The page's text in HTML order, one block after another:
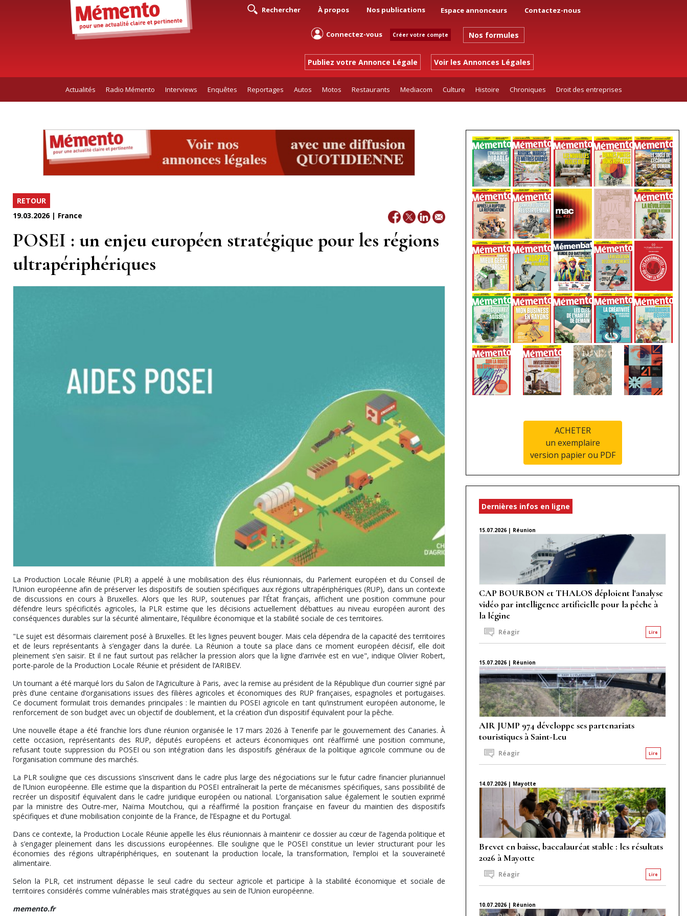
Rechercher À propos Nos publications Espace annonceurs Contactez-nous
Connectez-vous Créer votre compte Nos formules
Publiez votre Annonce Légale Voir les Annonces Légales
Actualités Radio Mémento Interviews Enquêtes Reportages Autos Motos Restaurants Mediacom Culture Histoire Chroniques Droit des entreprises
RETOUR
19.03.2026 | France
POSEI : un enjeu européen stratégique pour les régions
ultrapériphériques
La Production Locale Réunie (PLR) a appelé à une mobilisation des élus réunionnais, du Parlement européen et du Conseil de
l’Union européenne afin de préserver les dispositifs de soutien spécifiques aux régions ultrapériphériques (RUP), dans un contexte
de discussions en cours à Bruxelles. Alors que les RUP, soutenues par l’État français, affichent une position commune pour
défendre leurs spécificités agricoles, la PLR estime que les décisions actuellement débattues au niveau européen auront des
conséquences durables sur la sécurité alimentaire, l’équilibre économique et la stabilité sociale de ces territoires.
"Le sujet est désormais clairement posé à Bruxelles. Et les lignes peuvent bouger. Mais cela dépendra de la capacité des territoires
et de leurs représentants à s’engager dans la durée. La Réunion a toute sa place dans ce moment européen décisif, elle doit
pleinement s’en saisir. Et il ne faut surtout pas relâcher la pression alors que la ligne d’arrivée est en vue", indique Olivier Robert,
porte-parole de la Production Locale Réunie et président de l’ARIBEV.
Un tournant a été marqué lors du Salon de l’Agriculture à Paris, avec la remise au président de la République d’un courrier signé par
près d’une centaine d’organisations issues des filières agricoles et économiques des RUP françaises, espagnoles et portugaises.
Ce document formulait trois demandes principales : le maintien du POSEI agricole en tant qu’instrument européen autonome, le
renforcement de son budget avec un objectif de doublement, et la création d’un dispositif équivalent pour la pêche.
Une nouvelle étape a été franchie lors d’une réunion organisée le 17 mars 2026 à Tenerife par le gouvernement des Canaries. À
cette occasion, représentants des RUP, députés européens et acteurs économiques ont réaffirmé une position commune,
refusant toute suppression du POSEI ou son intégration dans les dispositifs généraux de la politique agricole commune ou de
l’organisation commune des marchés.
La PLR souligne que ces discussions s’inscrivent dans le cadre plus large des négociations sur le futur cadre financier pluriannuel
de l’Union européenne. Elle estime que la disparition du POSEI entraînerait la perte de mécanismes spécifiques, sans possibilité de
recréer un dispositif équivalent dans le cadre juridique européen ou national. L’organisation salue également le soutien exprimé
par la ministre des Outre-mer, Naïma Moutchou, qui a réaffirmé la position française en faveur du maintien des dispositifs
spécifiques et d’une mobilisation conjointe de la France, de l’Espagne et du Portugal.
Dans ce contexte, la Production Locale Réunie appelle les élus réunionnais à maintenir ce dossier au cœur de l’agenda politique et
à s’engager pleinement dans les discussions européennes. Elle souligne que le POSEI constitue un levier structurant pour les
économies des régions ultrapériphériques, en soutenant la production locale, la transformation, l’emploi et la souveraineté
alimentaire.
Selon la PLR, cet instrument dépasse le seul cadre du secteur agricole et participe à la stabilité économique et sociale de
territoires considérés comme vulnérables mais stratégiques au sein de l’Union européenne.
memento.fr
ACHETER
un exemplaire
version papier ou PDF
Dernières infos en ligne
15.07.2026 | Réunion
CAP BOURBON et THALOS déploient l'analyse
vidéo par intelligence artificielle pour la pêche à
la légine
Lire
Réagir
15.07.2026 | Réunion
AIR JUMP 974 développe ses partenariats
touristiques à Saint-Leu
Lire
Réagir
14.07.2026 | Mayotte
Brevet en baisse, baccalauréat stable : les résultats
2026 à Mayotte
Lire
Réagir
10.07.2026 | Réunion